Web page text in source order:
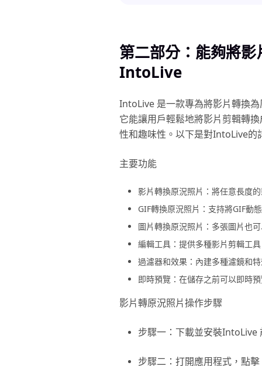
第二部分：能夠將
IntoLive
IntoLive 是一款專為將影片轉換
它能讓用戶輕鬆地將影片剪輯轉
性和趣味性。以下是對IntoLive的
主要功能
影片轉換原況照片：將任意長度
GIF轉換原況照片：支持將GIF動
圖片轉換原況照片：多張圖片也
編輯工具：提供多種影片剪輯工
過濾器和效果：內建多種濾鏡和
即時預覽：在儲存之前可以即時
影片轉原況照片操作步驟
步驟一：下載並安裝
步驟二：打開應用程式，點